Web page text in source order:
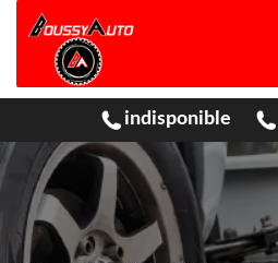
indisponible